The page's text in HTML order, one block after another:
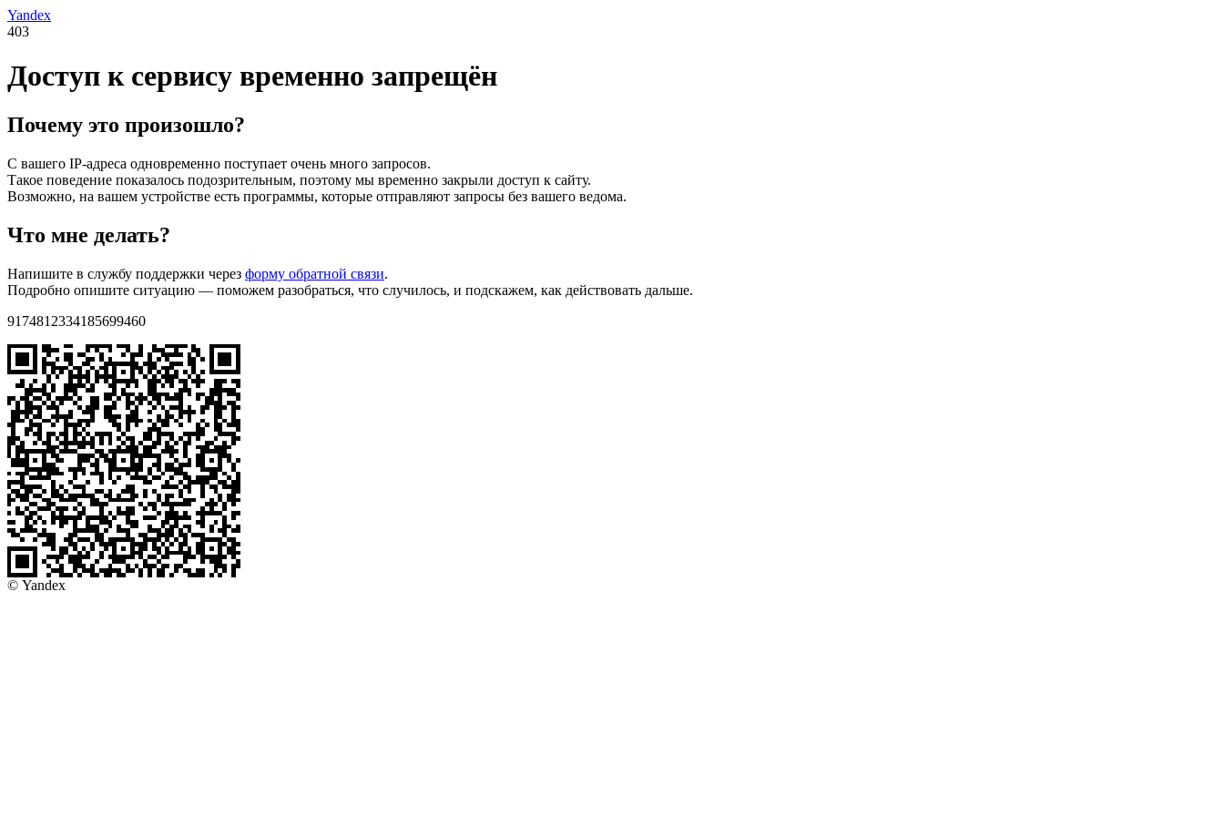
Yandex
403
Доступ к сервису временно запрещён
Почему это произошло?
С вашего IP-адреса одновременно поступает очень много запросов.
Такое поведение показалось подозрительным, поэтому мы временно закрыли доступ к сайту.
Возможно, на вашем устройстве есть программы, которые отправляют запросы без вашего ведома.
Что мне делать?
Напишите в службу поддержки через форму обратной связи.
Подробно опишите ситуацию — поможем разобраться, что случилось, и подскажем, как действовать дальше.
9174812334185699460
© Yandex